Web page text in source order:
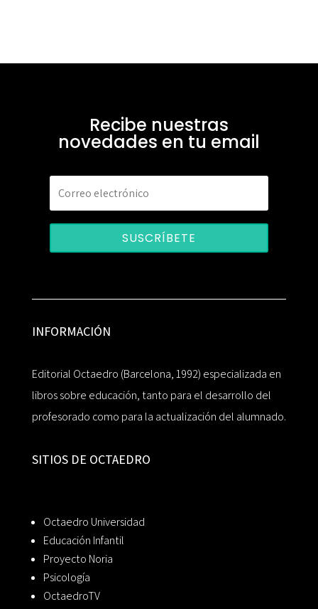
Recibe nuestras
novedades en tu email
SUSCRÍBETE
INFORMACIÓN
Editorial Octaedro (Barcelona, 1992) especializada en
libros sobre educación, tanto para el desarrollo del
profesorado como para la actualización del alumnado.
SITIOS DE OCTAEDRO
Octaedro Universidad
Educación Infantil
Proyecto Noria
Psicología
OctaedroTV